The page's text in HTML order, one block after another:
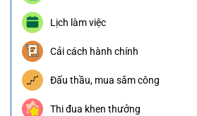
Lịch làm việc
Cải cách hành chính
Đấu thầu, mua sắm công
Thi đua khen thưởng